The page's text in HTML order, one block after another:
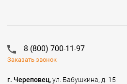
8 (800) 700-11-97
Заказать звонок
г. Череповец,ул. Бабушкина, д. 15